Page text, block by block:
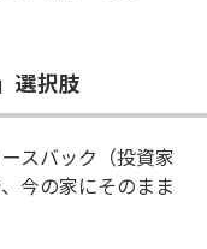
選択肢
スバック（投資家
今の家にそのまま